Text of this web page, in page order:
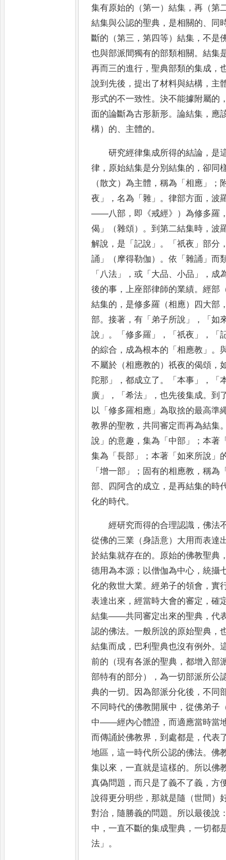
集有原始的 （第一）結集 ，再（第
結集與公認的聖典 ， 是相關的、
同
斷的（第三 ，第四等）結集 ，不是
也與部派間獨有的部類相關。結集
再而三的進行 ，聖典部類的集成 ，
說到先後 ，提出了材料與結構 ， 主
形式的不一致性。決不能據附屬的
面的論斷為古形新形。論結集 ， 應
構）的、 主體的。
研究經律集成所得的結論 ， 是
律 ， 原始結集是分別結集的 ，卻同
（散文）為主體 ，稱為 「相應 」；
夜 」，名為 「雜 」。律部方面 ，波
——八部 ， 即 《戒經》 ）為修多羅
偈 」 （雜頌） 。到第二結集時 ，波
解說 ， 是 「記說 」。「祇夜 」部分
誦 」 （摩得勒伽） 。依 「雜誦 」 而
「 八法 」，或 「 大品、小品 」， 成
後的事 ，上座部律師的業績。經部
結集的 ， 是修多羅（相應）四大部
部。接著 ，有 「 弟子所說 」，「如
說 」。「修多羅 」，「祇夜 」，「
的綜合 ， 成為根本的 「相應教 」。
不屬於（相應教的）祇夜的偈頌 ，
陀那 」，都成立了。「本事 」，「
廣 」，「希法 」，也先後集成。到
以 「修多羅相應 」為取捨的最高準
教界的聖教 ，共同審定而再為結集
說 」 的意趣 ，集為 「 中部 」；本著
集為 「長部 」；本著 「如來所說 」
「增一部 」； 固有的相應教 ，稱為
部、 四阿含的成立 ， 是再結集的時
化的時代。
經研究而得的合理認識 ，佛法
從佛的三業（身語意）大用而表達
於結集就存在的。 原始的佛教聖典
德用為本源 ； 以僧伽為中心 ，統攝
化的救世大業。經弟子的領會 ，實
表達出來 ，經當時大會的審定 ，確
結集——共同審定出來的聖典 ，代
認的佛法。一般所說的原始聖典 ，
結集而成 ， 巴利聖典也沒有例外。
前的（現有各派的聖典 ，都增入部
部特有的部分）
，為一切部派所公
典的一切 。 因為部派分化後 ，不同
不同時代的佛教開展中 ，從佛弟子
中——經內心體證 ， 而適應當時當
而傳誦於佛教界 ，到處都是 ，代表
地區 ，這一時代所公認的佛法。佛
集以來 ，一直就是這樣的。 所以佛
真偽問題 ， 而只是了義不了義 ，方
說得更分明些 ，那就是隨（世間）
對治 ， 隨勝義的問題。 所以最後說
中 ，一直不斷的集成聖典 ，一切都
法 」 。